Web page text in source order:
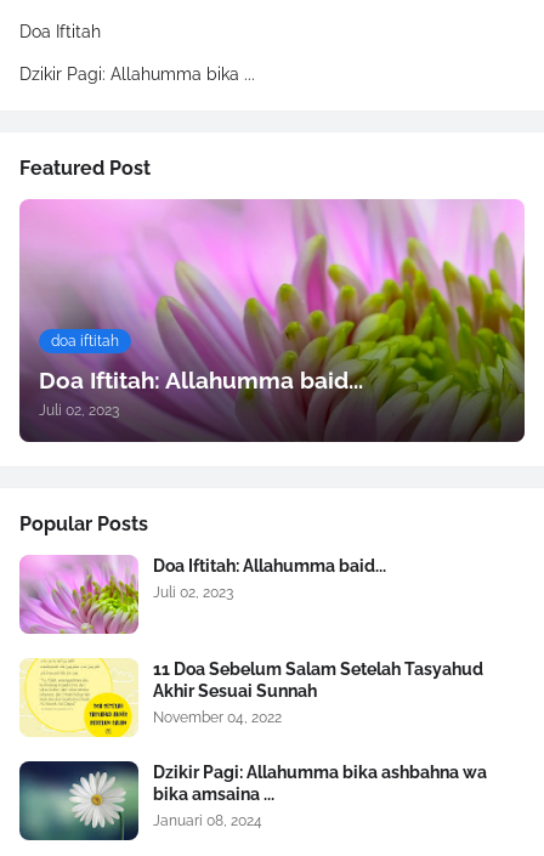
Doa Iftitah
Dzikir Pagi: Allahumma bika ...
Featured Post
doa iftitah
Doa Iftitah: Allahumma baid...
Juli 02, 2023
Popular Posts
Doa Iftitah: Allahumma baid...
Juli 02, 2023
11 Doa Sebelum Salam Setelah Tasyahud
Akhir Sesuai Sunnah
November 04, 2022
Dzikir Pagi: Allahumma bika ashbahna wa
bika amsaina ...
Januari 08, 2024